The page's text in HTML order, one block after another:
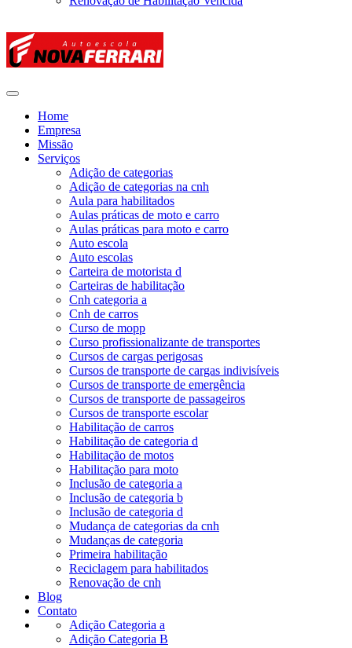
Home
Empresa
Missão
Serviços
Adição de categorias
Adição de categorias na cnh
Aula para habilitados
Aulas práticas de moto e carro
Aulas práticas para moto e carro
Auto escola
Auto escolas
Carteira de motorista d
Carteiras de habilitação
Cnh categoria a
Cnh de carros
Curso de mopp
Curso profissionalizante de transportes
Cursos de cargas perigosas
Cursos de transporte de cargas indivisíveis
Cursos de transporte de emergência
Cursos de transporte de passageiros
Cursos de transporte escolar
Habilitação de carros
Habilitação de categoria d
Habilitação de motos
Habilitação para moto
Inclusão de categoria a
Inclusão de categoria b
Inclusão de categoria d
Mudança de categorias da cnh
Mudanças de categoria
Primeira habilitação
Reciclagem para habilitados
Renovação de cnh
Blog
Contato
Adição Categoria a
Adição Categoria B